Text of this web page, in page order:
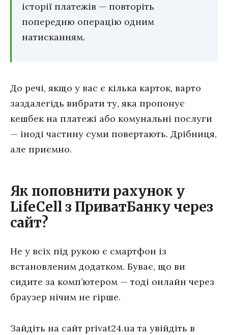
історії платежів — повторіть
попередню операцію одним
натисканням.
До речі, якщо у вас є кілька карток, варто
заздалегідь вибрати ту, яка пропонує
кешбек на платежі або комунальні послуги
— іноді частину суми повертають. Дрібниця,
але приємно.
Як поповнити рахунок у
LifeCell з ПриватБанку через
сайт?
Не у всіх під рукою є смартфон із
встановленим додатком. Буває, що ви
сидите за комп’ютером — тоді онлайн через
браузер нічим не гірше.
Зайдіть на сайт privat24.ua та увійдіть в